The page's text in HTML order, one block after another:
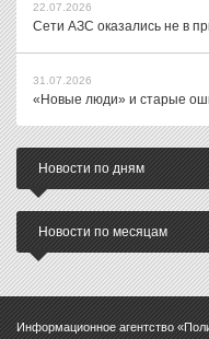
22.07.2026
Сети АЗС оказались не в
31.07.2026
«Новые люди» и старые
Новости по дням
Новости по месяцам
Информационное агентство